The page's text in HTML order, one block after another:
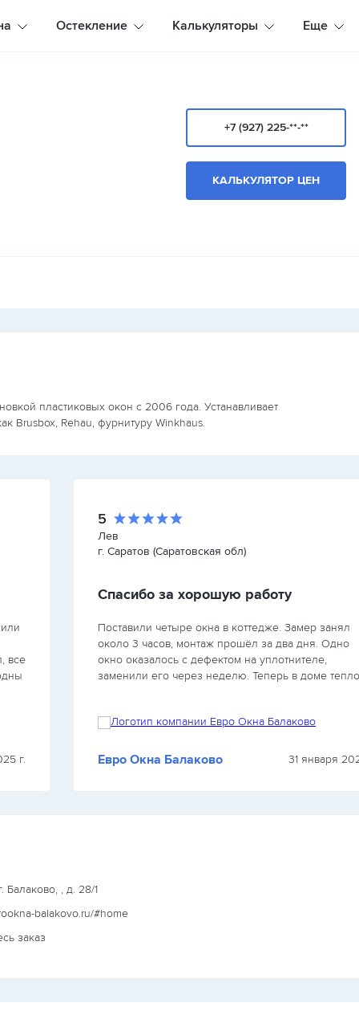
Остекление Калькуляторы Еще
+7 (927) 225-**-**
КАЛЬКУЛЯТОР ЦЕН
пластиковых окон с 2006 года. Устанавливает
Brusbox, Rehau, фурнитуру Winkhaus.
все
г.
5
Лев
г. Саратов (Саратовская обл)
Спасибо за хорошую работу
Поставили четыре окна в коттедже. Замер занял
около 3 часов, монтаж прошёл за два дня. Одно
окно оказалось с дефектом на уплотнителе,
заменили его через неделю. Теперь в доме
Евро Окна Балаково 31 января
Балаково, , д. 28/1
balakovo.ru/#home
заказ